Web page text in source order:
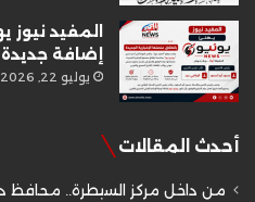
المفيد نيوز
إضافة
يوليو 22, 2026
أحدث المقالات
من داخل مركز السيطرة.. محافظ